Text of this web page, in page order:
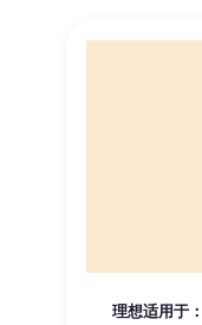
理想适用于：